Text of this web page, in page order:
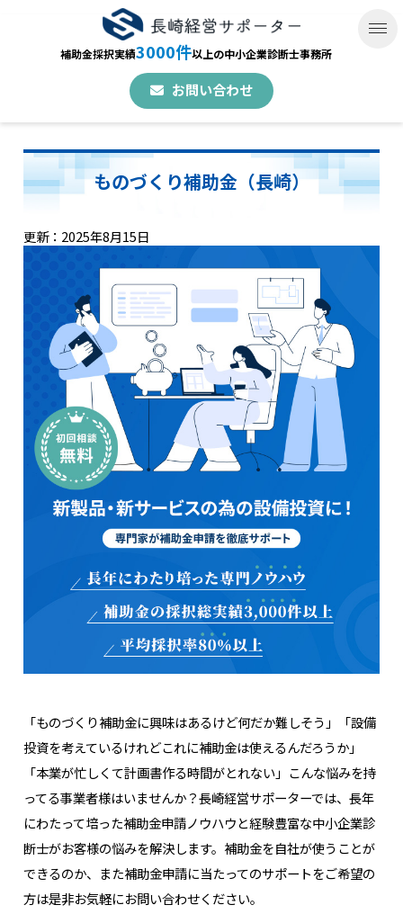
補助金採択実績3000件以上の中小企業診断士事務所
お問い合わせ
ものづくり補助金（長崎）
更新：2025年8月15日
「ものづくり補助金に興味はあるけど何だか難しそう」「設備
投資を考えているけれどこれに補助金は使えるんだろうか」
「本業が忙しくて計画書作る時間がとれない」こんな悩みを持
ってる事業者様はいませんか？長崎経営サポーターでは、長年
にわたって培った補助金申請ノウハウと経験豊富な中小企業診
断士がお客様の悩みを解決します。補助金を自社が使うことが
できるのか、また補助金申請に当たってのサポートをご希望の
方は是非お気軽にお問い合わせください。